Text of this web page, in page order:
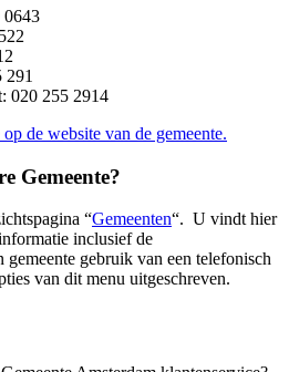
0643
291
020 255 2914
de website van de gemeente.
Gemeente?
“Gemeenten“. U vindt hier
inclusief de
gemeente gebruik van een telefonisch
van dit menu uitgeschreven.